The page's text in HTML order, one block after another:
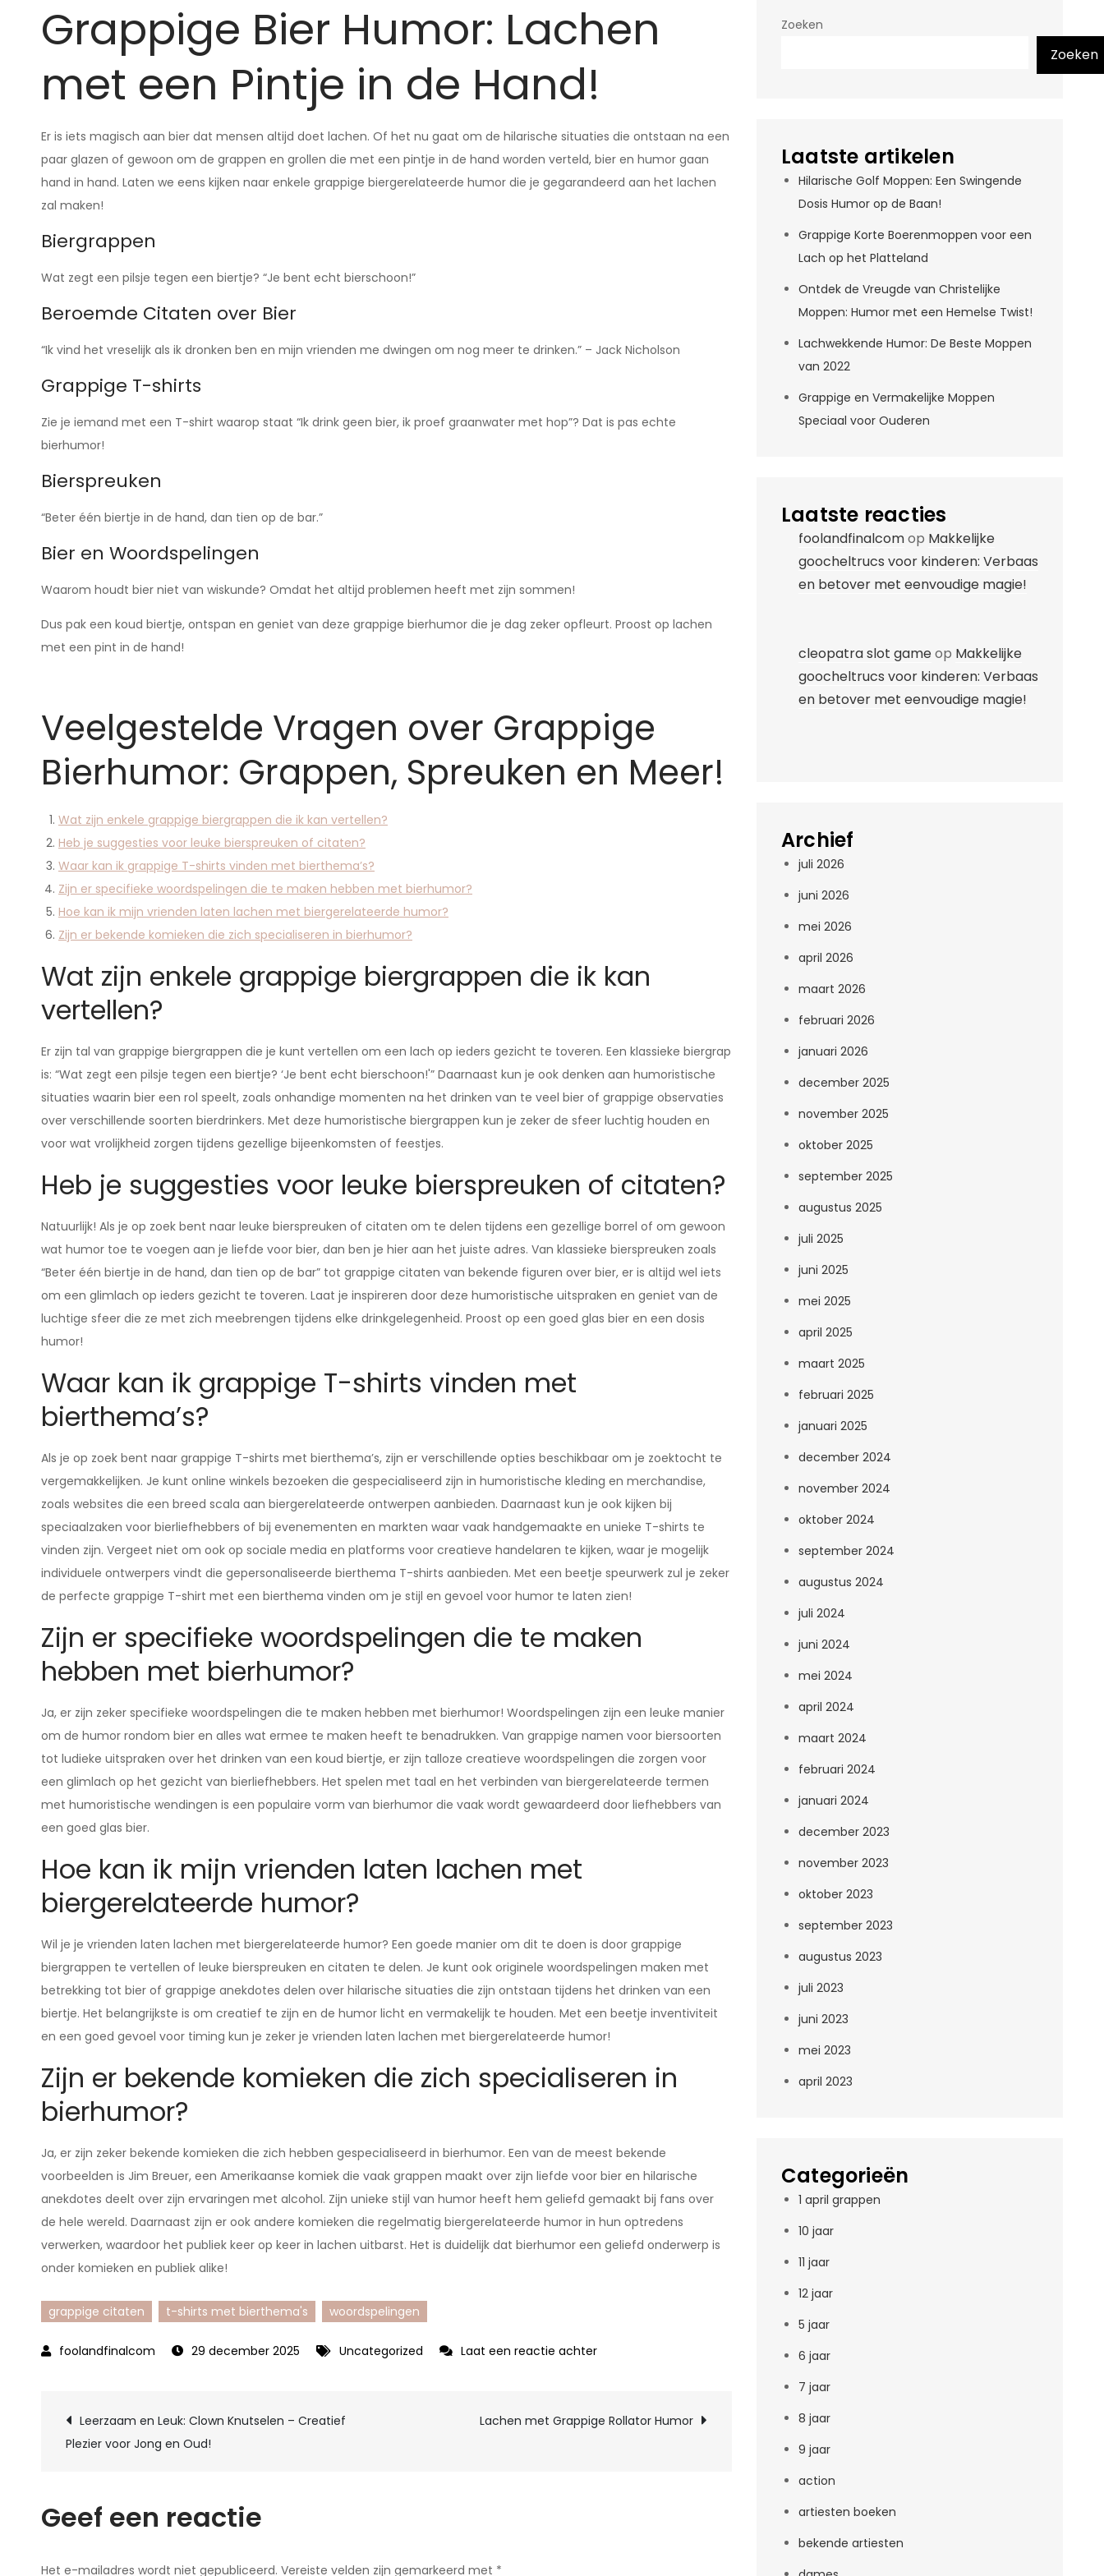
Grappige Bier Humor: Lachen
met een Pintje in de Hand!
Er is iets magisch aan bier dat mensen altijd doet lachen. Of het nu gaat om de hilarische situaties die ontstaan na een
paar glazen of gewoon om de grappen en grollen die met een pintje in de hand worden verteld, bier en humor gaan
hand in hand. Laten we eens kijken naar enkele grappige biergerelateerde humor die je gegarandeerd aan het lachen
zal maken!
Biergrappen
Wat zegt een pilsje tegen een biertje? “Je bent echt bierschoon!”
Beroemde Citaten over Bier
“Ik vind het vreselijk als ik dronken ben en mijn vrienden me dwingen om nog meer te drinken.” – Jack Nicholson
Grappige T-shirts
Zie je iemand met een T-shirt waarop staat “Ik drink geen bier, ik proef graanwater met hop”? Dat is pas echte
bierhumor!
Bierspreuken
“Beter één biertje in de hand, dan tien op de bar.”
Bier en Woordspelingen
Waarom houdt bier niet van wiskunde? Omdat het altijd problemen heeft met zijn sommen!
Dus pak een koud biertje, ontspan en geniet van deze grappige bierhumor die je dag zeker opfleurt. Proost op lachen
met een pint in de hand!
Veelgestelde Vragen over Grappige
Bierhumor: Grappen, Spreuken en Meer!
Wat zijn enkele grappige biergrappen die ik kan vertellen?
Heb je suggesties voor leuke bierspreuken of citaten?
Waar kan ik grappige T-shirts vinden met bierthema’s?
Zijn er specifieke woordspelingen die te maken hebben met bierhumor?
Hoe kan ik mijn vrienden laten lachen met biergerelateerde humor?
Zijn er bekende komieken die zich specialiseren in bierhumor?
Wat zijn enkele grappige biergrappen die ik kan
vertellen?
Er zijn tal van grappige biergrappen die je kunt vertellen om een lach op ieders gezicht te toveren. Een klassieke biergrap
is: “Wat zegt een pilsje tegen een biertje? ‘Je bent echt bierschoon!'” Daarnaast kun je ook denken aan humoristische
situaties waarin bier een rol speelt, zoals onhandige momenten na het drinken van te veel bier of grappige observaties
over verschillende soorten bierdrinkers. Met deze humoristische biergrappen kun je zeker de sfeer luchtig houden en
voor wat vrolijkheid zorgen tijdens gezellige bijeenkomsten of feestjes.
Heb je suggesties voor leuke bierspreuken of citaten?
Natuurlijk! Als je op zoek bent naar leuke bierspreuken of citaten om te delen tijdens een gezellige borrel of om gewoon
wat humor toe te voegen aan je liefde voor bier, dan ben je hier aan het juiste adres. Van klassieke bierspreuken zoals
“Beter één biertje in de hand, dan tien op de bar” tot grappige citaten van bekende figuren over bier, er is altijd wel iets
om een glimlach op ieders gezicht te toveren. Laat je inspireren door deze humoristische uitspraken en geniet van de
luchtige sfeer die ze met zich meebrengen tijdens elke drinkgelegenheid. Proost op een goed glas bier en een dosis
humor!
Waar kan ik grappige T-shirts vinden met
bierthema’s?
Als je op zoek bent naar grappige T-shirts met bierthema’s, zijn er verschillende opties beschikbaar om je zoektocht te
vergemakkelijken. Je kunt online winkels bezoeken die gespecialiseerd zijn in humoristische kleding en merchandise,
zoals websites die een breed scala aan biergerelateerde ontwerpen aanbieden. Daarnaast kun je ook kijken bij
speciaalzaken voor bierliefhebbers of bij evenementen en markten waar vaak handgemaakte en unieke T-shirts te
vinden zijn. Vergeet niet om ook op sociale media en platforms voor creatieve handelaren te kijken, waar je mogelijk
individuele ontwerpers vindt die gepersonaliseerde bierthema T-shirts aanbieden. Met een beetje speurwerk zul je zeker
de perfecte grappige T-shirt met een bierthema vinden om je stijl en gevoel voor humor te laten zien!
Zijn er specifieke woordspelingen die te maken
hebben met bierhumor?
Ja, er zijn zeker specifieke woordspelingen die te maken hebben met bierhumor! Woordspelingen zijn een leuke manier
om de humor rondom bier en alles wat ermee te maken heeft te benadrukken. Van grappige namen voor biersoorten
tot ludieke uitspraken over het drinken van een koud biertje, er zijn talloze creatieve woordspelingen die zorgen voor
een glimlach op het gezicht van bierliefhebbers. Het spelen met taal en het verbinden van biergerelateerde termen
met humoristische wendingen is een populaire vorm van bierhumor die vaak wordt gewaardeerd door liefhebbers van
een goed glas bier.
Hoe kan ik mijn vrienden laten lachen met
biergerelateerde humor?
Wil je je vrienden laten lachen met biergerelateerde humor? Een goede manier om dit te doen is door grappige
biergrappen te vertellen of leuke bierspreuken en citaten te delen. Je kunt ook originele woordspelingen maken met
betrekking tot bier of grappige anekdotes delen over hilarische situaties die zijn ontstaan tijdens het drinken van een
biertje. Het belangrijkste is om creatief te zijn en de humor licht en vermakelijk te houden. Met een beetje inventiviteit
en een goed gevoel voor timing kun je zeker je vrienden laten lachen met biergerelateerde humor!
Zijn er bekende komieken die zich specialiseren in
bierhumor?
Ja, er zijn zeker bekende komieken die zich hebben gespecialiseerd in bierhumor. Een van de meest bekende
voorbeelden is Jim Breuer, een Amerikaanse komiek die vaak grappen maakt over zijn liefde voor bier en hilarische
anekdotes deelt over zijn ervaringen met alcohol. Zijn unieke stijl van humor heeft hem geliefd gemaakt bij fans over
de hele wereld. Daarnaast zijn er ook andere komieken die regelmatig biergerelateerde humor in hun optredens
verwerken, waardoor het publiek keer op keer in lachen uitbarst. Het is duidelijk dat bierhumor een geliefd onderwerp is
onder komieken en publiek alike!
grappige citaten t-shirts met bierthema's woordspelingen
29 december 2025 Uncategorized Laat een reactie achterop
Grappige
Berichtnavigatie
Leerzaam en Leuk: Clown Knutselen – Creatief
Plezier voor Jong en Oud!
Lachen met Grappige Rollator Humor
Geef een reactie
Het e-mailadres wordt niet gepubliceerd. Vereiste velden zijn gemarkeerd met *
Zoeken
Zoeken
Laatste artikelen
Hilarische Golf Moppen: Een Swingende
Dosis Humor op de Baan!
Grappige Korte Boerenmoppen voor een
Lach op het Platteland
Ontdek de Vreugde van Christelijke
Moppen: Humor met een Hemelse Twist!
Lachwekkende Humor: De Beste Moppen
van 2022
Grappige en Vermakelijke Moppen
Speciaal voor Ouderen
Laatste reacties
foolandfinalcomop Makkelijke
goocheltrucs voor kinderen: Verbaas
en betover met eenvoudige magie!
cleopatra slot gameop Makkelijke
goocheltrucs voor kinderen: Verbaas
en betover met eenvoudige magie!
Archief
juli 2026
juni 2026
mei 2026
april 2026
maart 2026
februari 2026
januari 2026
december 2025
november 2025
oktober 2025
september 2025
augustus 2025
juli 2025
juni 2025
mei 2025
april 2025
maart 2025
februari 2025
januari 2025
december 2024
november 2024
oktober 2024
september 2024
augustus 2024
juli 2024
juni 2024
mei 2024
april 2024
maart 2024
februari 2024
januari 2024
december 2023
november 2023
oktober 2023
september 2023
augustus 2023
juli 2023
juni 2023
mei 2023
april 2023
Categorieën
1 april grappen
10 jaar
11 jaar
12 jaar
5 jaar
6 jaar
7 jaar
8 jaar
9 jaar
action
artiesten boeken
bekende artiesten